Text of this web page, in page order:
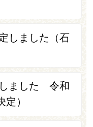
しました（石
しました 令和
）